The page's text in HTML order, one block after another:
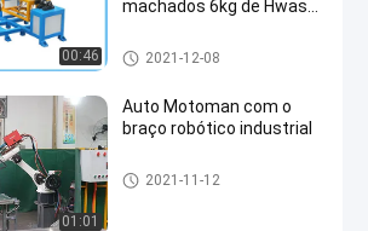
00:46
machados 6kg de Hwashi
robôs de soldadura industriai
s
2021-12-08
01:01
Auto Motoman com o
braço robótico industrial
robôs de soldadura industriai
s
2021-11-12